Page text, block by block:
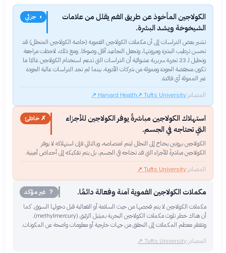
الكولاجين المأخوذ عن طريق الفم يقلل من علامات
الشيخوخة ويشد البشرة.
◑ جزئي
تشير بعض الدراسات إلى أن مكملات الكولاجين الفموية (خاصة الكولاجين المتحلل) قد
تحسن ترطيب البشرة ومرونتها، وتجعل التجاعيد أقل وضوحًا. ومع ذلك، لاحظت مراجعة
وتحليل لـ 23 تجربة سريرية عشوائية أن الدراسات التي تدعم استخدام الكولاجين غالبًا ما
تكون منخفضة الجودة وممولة من شركات الأدوية، بينما لم تجد الدراسات عالية الجودة
غير الممولة أي فائدة.
المصادر:Tufts University
↗
Harvard Health
↗
استهلاك الكولاجين مباشرةً يوفر الكولاجين للأجزاء
التي تحتاجه في الجسم.
✗ خاطئ
الكولاجين بروتين يحتاج إلى التحلل ليتم امتصاصه، وبالتالي فإن استهلاكه لا يوفر
الكولاجين مباشرةً للأجزاء التي قد تحتاجه في الجسم، بل يتم تفكيكه إلى أحماض أمينية.
المصادر:Tufts University
↗
مكملات الكولاجين الفموية آمنة وفعالة دائمًا.
？ غير مؤكد
مكملات الكولاجين لا يتم فحصها من حيث السلامة أو الفعالية قبل دخولها السوق. كما
أن هناك خطر تلوث مكملات الكولاجين البحرية بميثيل الزئبق (methylmercury).
وتفتقر معظم المكملات إلى التحقق من جهات خارجية أو معلومات واضحة عن المكونات.
المصادر:Tufts University
↗